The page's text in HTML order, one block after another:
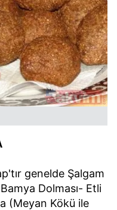
genelde Şalgam
Dolması- Etli
(Meyan Kökü ile